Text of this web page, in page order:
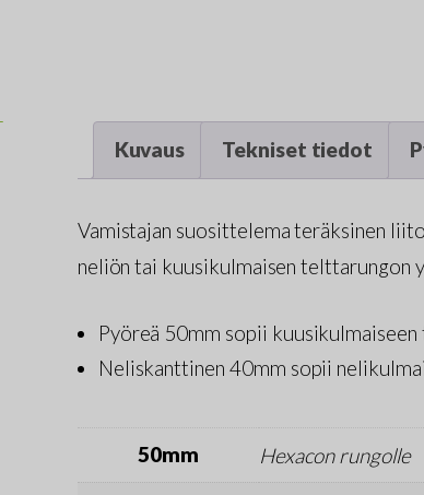
Kuvaus Tekniset tiedot
Vamistajan suosittelema teräksinen
neliön tai kuusikulmaisen telttarungon
Pyöreä 50mm sopii
Neliskanttinen 40mm sopii
50mm Hexacon rungolle